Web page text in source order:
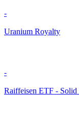
-
Uranium Royalty
-
Raiffeisen ETF -